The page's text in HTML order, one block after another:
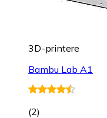
3D-printere
Bambu Lab A1
(2)